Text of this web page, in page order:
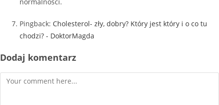
Pingback: Cholesterol- zły, dobry? Który jest który i o co tu
chodzi? - DoktorMagda
Dodaj komentarz